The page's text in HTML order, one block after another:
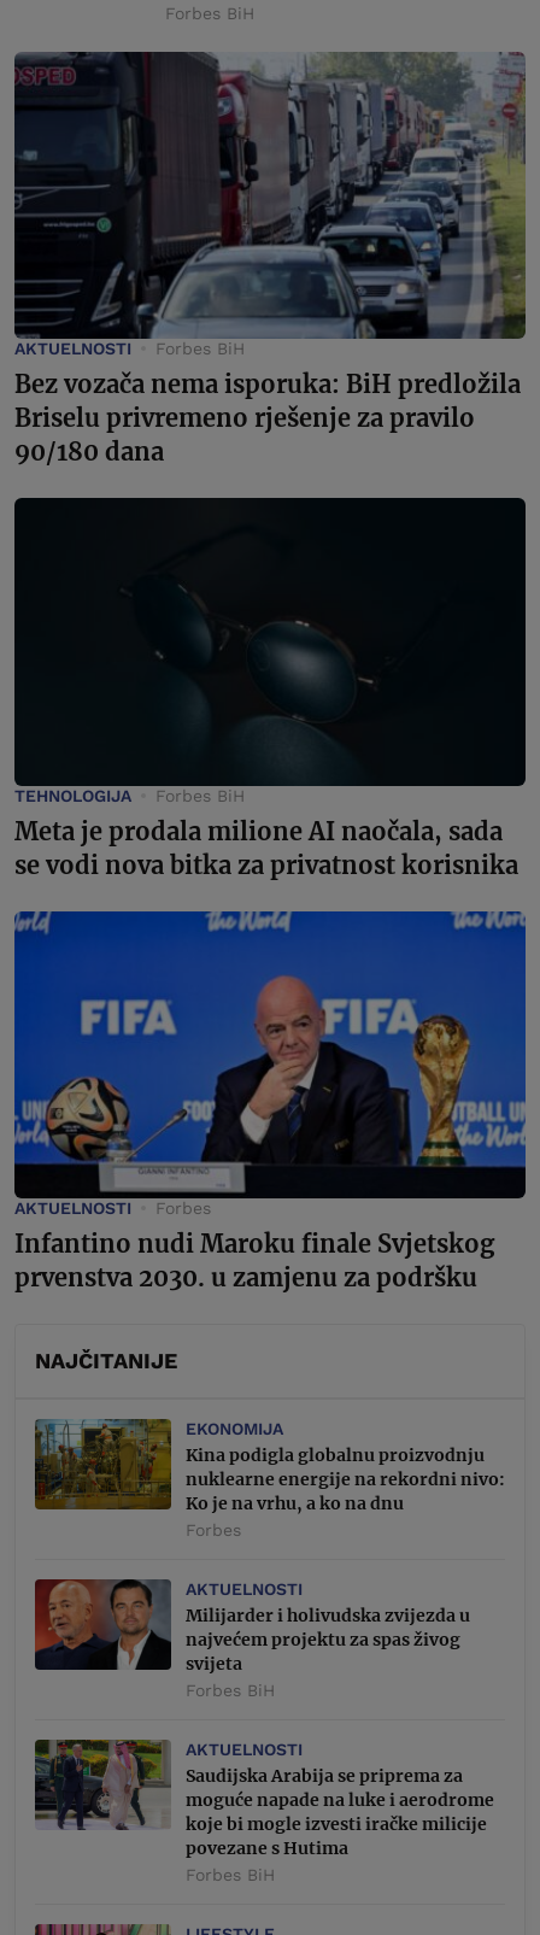
Forbes BiH
AKTUELNOSTI Forbes BiH
Bez vozača nema isporuka: BiH predložila
Briselu privremeno rješenje za pravilo
90/180 dana
TEHNOLOGIJA Forbes BiH
Meta je prodala milione AI naočala, sada
se vodi nova bitka za privatnost korisnika
AKTUELNOSTI Forbes
Infantino nudi Maroku finale Svjetskog
prvenstva 2030. u zamjenu za podršku
NAJČITANIJE
EKONOMIJA
Kina podigla globalnu proizvodnju
nuklearne energije na rekordni nivo:
Ko je na vrhu, a ko na dnu
Forbes
AKTUELNOSTI
Milijarder i holivudska zvijezda u
najvećem projektu za spas živog
svijeta
Forbes BiH
AKTUELNOSTI
Saudijska Arabija se priprema za
moguće napade na luke i aerodrome
koje bi mogle izvesti iračke milicije
povezane s Hutima
Forbes BiH